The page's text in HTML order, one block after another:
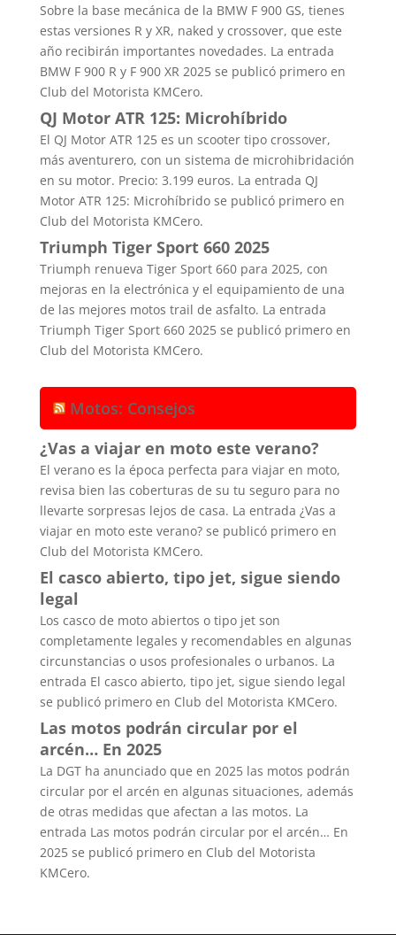
Sobre la base mecánica de la BMW F 900 GS, tienes
estas versiones R y XR, naked y crossover, que este
año recibirán importantes novedades. La entrada
BMW F 900 R y F 900 XR 2025 se publicó primero en
Club del Motorista KMCero.
QJ Motor ATR 125: Microhíbrido
El QJ Motor ATR 125 es un scooter tipo crossover,
más aventurero, con un sistema de microhibridación
en su motor. Precio: 3.199 euros. La entrada QJ
Motor ATR 125: Microhíbrido se publicó primero en
Club del Motorista KMCero.
Triumph Tiger Sport 660 2025
Triumph renueva Tiger Sport 660 para 2025, con
mejoras en la electrónica y el equipamiento de una
de las mejores motos trail de asfalto. La entrada
Triumph Tiger Sport 660 2025 se publicó primero en
Club del Motorista KMCero.
Motos: Consejos
¿Vas a viajar en moto este verano?
El verano es la época perfecta para viajar en moto,
revisa bien las coberturas de su tu seguro para no
llevarte sorpresas lejos de casa. La entrada ¿Vas a
viajar en moto este verano? se publicó primero en
Club del Motorista KMCero.
El casco abierto, tipo jet, sigue siendo
legal
Los casco de moto abiertos o tipo jet son
completamente legales y recomendables en algunas
circunstancias o usos profesionales o urbanos. La
entrada El casco abierto, tipo jet, sigue siendo legal
se publicó primero en Club del Motorista KMCero.
Las motos podrán circular por el
arcén… En 2025
La DGT ha anunciado que en 2025 las motos podrán
circular por el arcén en algunas situaciones, además
de otras medidas que afectan a las motos. La
entrada Las motos podrán circular por el arcén… En
2025 se publicó primero en Club del Motorista
KMCero.